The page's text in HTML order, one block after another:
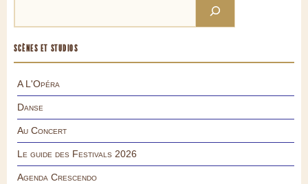
SCÈNES ET STUDIOS
A L'Opéra
Danse
Au Concert
Le guide des Festivals 2026
Agenda Crescendo